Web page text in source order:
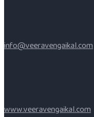
info@veeravengaikal.com
www.veeravengaikal.com